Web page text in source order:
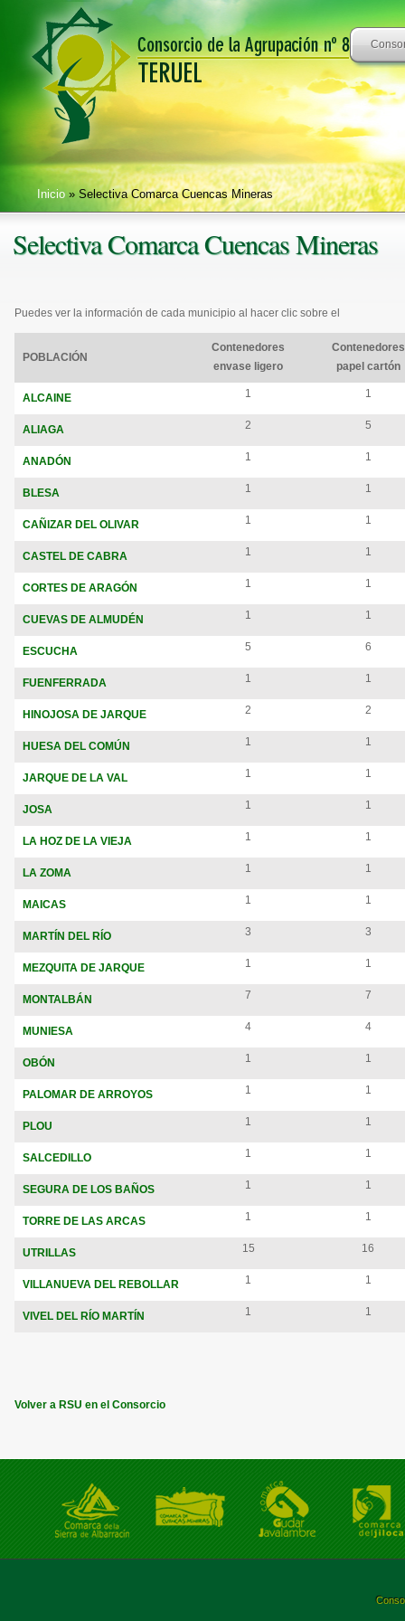
Selectiva Comarca Cuencas Mineras
Inicio» Selectiva Comarca Cuencas Mineras
Puedes ver la información de cada municipio al hacer clic sobre el
POBLACIÓN
Contenedores
envase ligero
Contenedores
papel cartón
ALCAINE 1 1
ALIAGA 2 5
ANADÓN 1 1
BLESA 1 1
CAÑIZAR DEL OLIVAR 1 1
CASTEL DE CABRA 1 1
CORTES DE ARAGÓN 1 1
CUEVAS DE ALMUDÉN 1 1
ESCUCHA 5 6
FUENFERRADA 1 1
HINOJOSA DE JARQUE 2 2
HUESA DEL COMÚN 1 1
JARQUE DE LA VAL 1 1
JOSA 1 1
LA HOZ DE LA VIEJA 1 1
LA ZOMA 1 1
MAICAS 1 1
MARTÍN DEL RÍO 3 3
MEZQUITA DE JARQUE 1 1
MONTALBÁN 7 7
MUNIESA 4 4
OBÓN 1 1
PALOMAR DE ARROYOS 1 1
PLOU 1 1
SALCEDILLO 1 1
SEGURA DE LOS BAÑOS 1 1
TORRE DE LAS ARCAS 1 1
UTRILLAS 15 16
VILLANUEVA DEL REBOLLAR 1 1
VIVEL DEL RÍO MARTÍN 1 1
Volver a RSU en el Consorcio